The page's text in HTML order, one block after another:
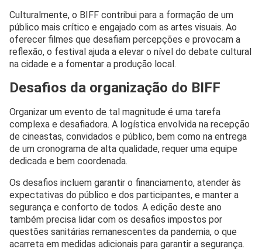
Culturalmente, o BIFF contribui para a formação de um
público mais crítico e engajado com as artes visuais. Ao
oferecer filmes que desafiam percepções e provocam a
reflexão, o festival ajuda a elevar o nível do debate cultural
na cidade e a fomentar a produção local.
Desafios da organização do BIFF
Organizar um evento de tal magnitude é uma tarefa
complexa e desafiadora. A logística envolvida na recepção
de cineastas, convidados e público, bem como na entrega
de um cronograma de alta qualidade, requer uma equipe
dedicada e bem coordenada.
Os desafios incluem garantir o financiamento, atender às
expectativas do público e dos participantes, e manter a
segurança e conforto de todos. A edição deste ano
também precisa lidar com os desafios impostos por
questões sanitárias remanescentes da pandemia, o que
acarreta em medidas adicionais para garantir a segurança.